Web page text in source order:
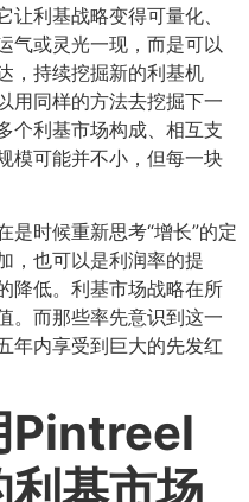
利基战略变得可量化、
气或灵光一现，而是可以
，持续挖掘新的利基机
用同样的方法去挖掘下一
个利基市场构成、相互支
模可能并不小，但每一块
是时候重新思考“增长”的定
，也可以是利润率的提
降低。利基市场战略在所
。而那些率先意识到这一
年内享受到巨大的先发红
Pintreel
基市场